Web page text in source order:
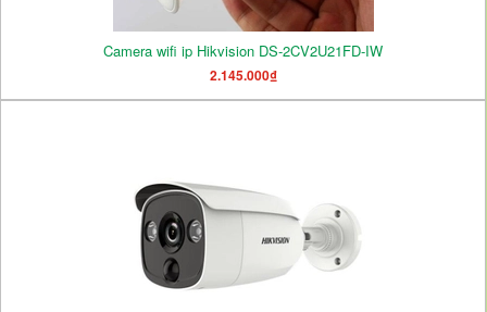
Camera wifi ip Hikvision DS-2CV2U21FD-IW
2.145.000₫